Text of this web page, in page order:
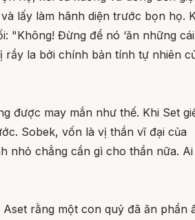
lấy làm hãnh diện trước bọn họ.
"Không! Đừng để nó ‘ăn những cái
la bởi chính bản tính tự nhiên
được may mắn như thế. Khi Set
Sobek, vốn là vị thần vĩ đại của
nhỏ chẳng cần gì cho thần nữa. Ai
rằng một con quỷ đã ăn phần